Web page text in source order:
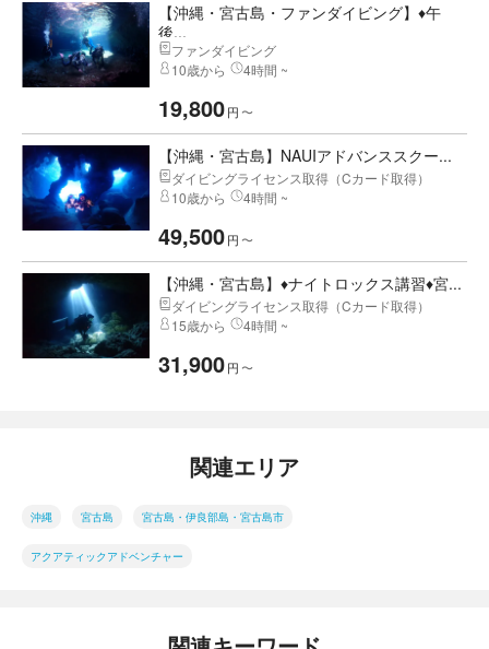
【沖縄・宮古島・ファンダイビング】♦午
後...
ファンダイビング
10歳から
4時間 ~
19,800円 〜
【沖縄・宮古島】NAUIアドバンススクー...
ダイビングライセンス取得（Cカード取得）
10歳から
4時間 ~
49,500円 〜
【沖縄・宮古島】♦ナイトロックス講習♦宮...
ダイビングライセンス取得（Cカード取得）
15歳から
4時間 ~
31,900円 〜
関連エリア
沖縄 宮古島 宮古島・伊良部島・宮古島市
アクアティックアドベンチャー